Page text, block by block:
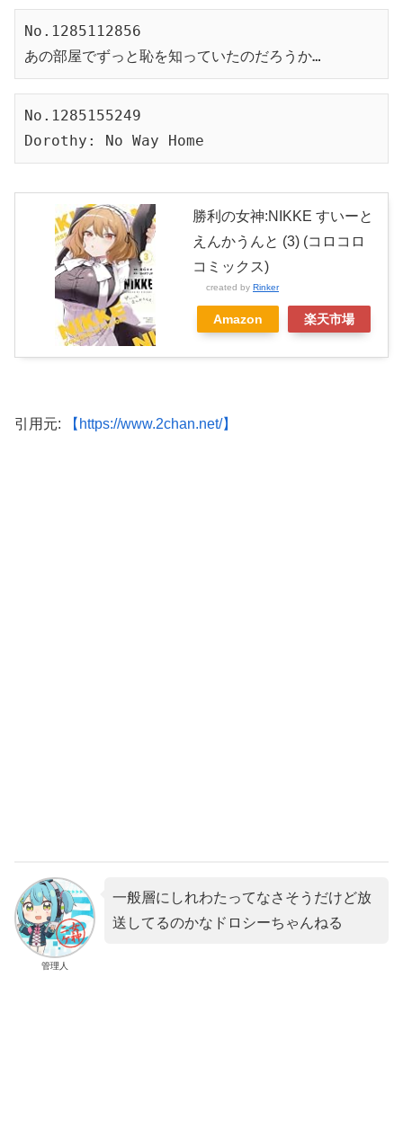
No.1285112856
あの部屋でずっと恥を知っていたのだろうか…
No.1285155249
Dorothy: No Way Home
勝利の女神:NIKKE すいーと
えんかうんと (3) (コロコロ
コミックス)
created by Rinker
Amazon 楽天市場
引用元: 【https://www.2chan.net/】
管理人
一般層にしれわたってなさそうだけど放
送してるのかなドロシーちゃんねる